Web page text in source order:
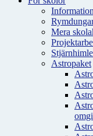
Information
Mera
Astropaket